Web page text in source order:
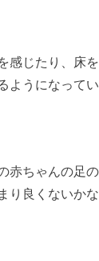
感じたり、床
ようになってい
赤ちゃんの足
り良くないか